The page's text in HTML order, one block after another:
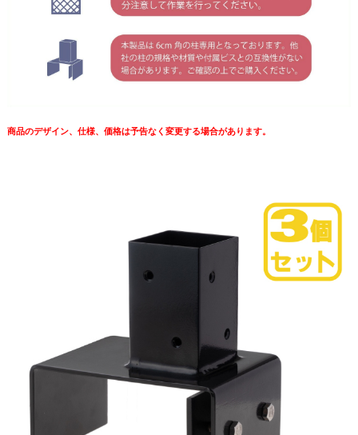
商品のデザイン、仕様、価格は予告なく変更する場合があります。